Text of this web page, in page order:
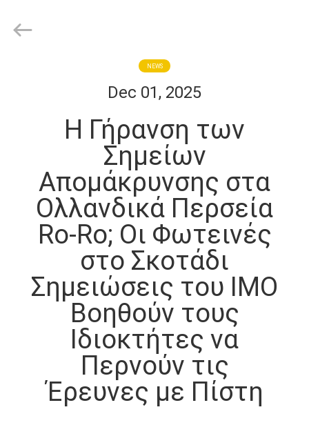
ΠΡΟΪΌΝΤΑ
ΕΜΆΣ
ΕΠΙΣΚΕΨΉ
ΕΡΓΟΣΤΑΣΊΟΥ
ΈΛΕΓΧΟΣ
ΠΟΙΌΤΗΤΑΣ
ΕΠΙΚΟΙΝΩΝΉΣΤΕ
Material
NEWS
Dec 01, 2025
Η Γήρανση των
Σημείων
Απομάκρυνσης στα
Ολλανδικά Περσεία
Ro-Ro; Οι Φωτεινές
στο Σκοτάδι
Σημειώσεις του ΙΜΟ
Βοηθούν τους
Ιδιοκτήτες να
Περνούν τις
Έρευνες με Πίστη